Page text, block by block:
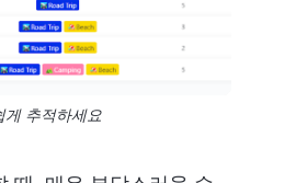
추적하세요